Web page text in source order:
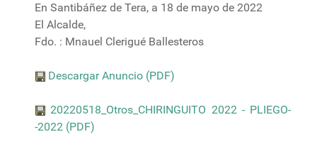
En Santibáñez de Tera, a 18 de mayo de 2022
El Alcalde,
Fdo. : Mnauel Clerigué Ballesteros
Descargar Anuncio (PDF)
20220518_Otros_CHIRINGUITO 2022 - PLIEGO-
-2022 (PDF)